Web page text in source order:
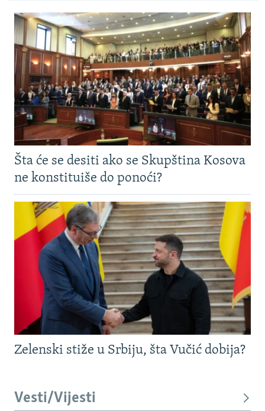
Šta će se desiti ako se Skupština Kosova
ne konstituiše do ponoći?
Zelenski stiže u Srbiju, šta Vučić dobija?
Vesti/Vijesti